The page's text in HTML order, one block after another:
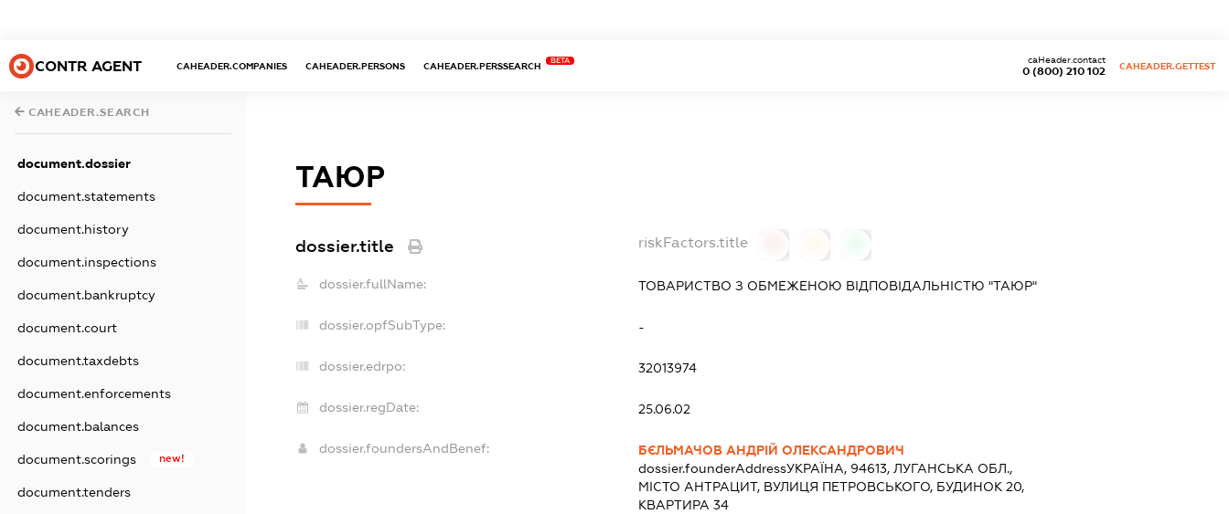
CONTR AGENT CAHEADER.COMPANIES CAHEADER.PERSONS CAHEADER.PERSSEARCH
BETA
0 (800) 210 102
caHeader.contact
CAHEADER.GETTEST
CAHEADER.SEARCH
document.dossier
document.statements
document.history
document.inspections
document.bankruptcy
document.court
document.taxdebts
document.enforcements
document.balances
document.scorings new!
document.tenders
ТАЮР
dossier.title riskFactors.title
dossier.fullName: ТОВАРИСТВО З ОБМЕЖЕНОЮ ВІДПОВІДАЛЬНІСТЮ "ТАЮР"
dossier.opfSubType: -
dossier.edrpo: 32013974
dossier.regDate: 25.06.02
dossier.foundersAndBenef:
БЄЛЬМАЧОВ АНДРІЙ ОЛЕКСАНДРОВИЧ
dossier.founderAddressУКРАЇНА, 94613, ЛУГАНСЬКА ОБЛ.,
МІСТО АНТРАЦИТ, ВУЛИЦЯ ПЕТРОВСЬКОГО, БУДИНОК 20,
КВАРТИРА 34